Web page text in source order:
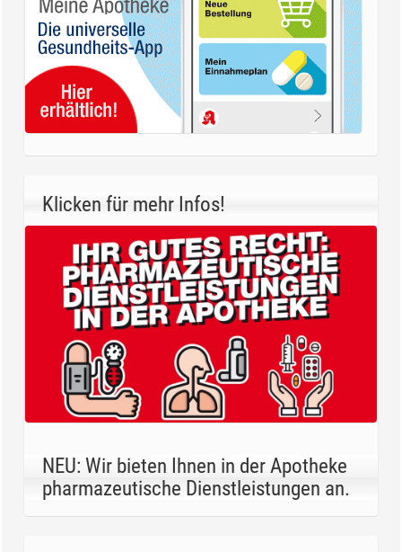
Klicken für mehr Infos!
NEU: Wir bieten Ihnen in der Apotheke
pharmazeutische Dienstleistungen an.